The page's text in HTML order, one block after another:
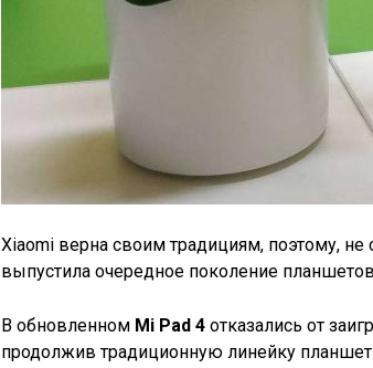
Xiaomi верна своим традициям, поэтому,
выпустила очередное поколение
В обновленном Mi Pad 4 отказались от
продолжив традиционную линейку